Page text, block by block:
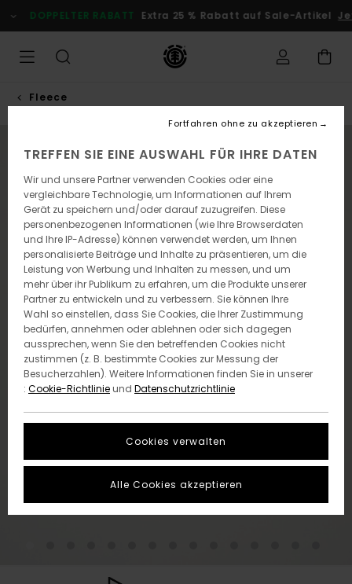
zur
Produktinformation
DOPPELTER RABATT Extra 25 % Rabatt auf Sale-Artikel Jetzt
Fleece
TREFFEN SIE EINE AUSWAHL FÜR IHRE DATEN
Wir und unsere Partner verwenden Cookies oder eine
vergleichbare Technologie, um Informationen auf Ihrem
Gerät zu speichern und/oder darauf zuzugreifen. Diese
personenbezogenen Informationen (wie Ihre Browserdaten
und Ihre IP-Adresse) können verwendet werden, um Ihnen
personalisierte Beiträge und Inhalte zu präsentieren, um die
Leistung von Werbung und Inhalten zu messen, und um
mehr über ihr Publikum zu erfahren, um die Produkte unserer
Partner zu entwickeln und zu verbessern. Sie können Ihre
Wahl so einstellen, dass Sie Cookies, die Ihrer Zustimmung
bedürfen, annehmen oder ablehnen oder sich dagegen
aussprechen, wenn Sie den betreffenden Cookies nicht
zustimmen (z. B. bestimmte Cookies zur Messung der
Besucherzahlen). Weitere Informationen finden Sie in unserer
: Cookie-Richtlinieund Datenschutzrichtlinie
Cookies verwalten
Fortfahren ohne zu akzeptieren
Alle Cookies akzeptieren